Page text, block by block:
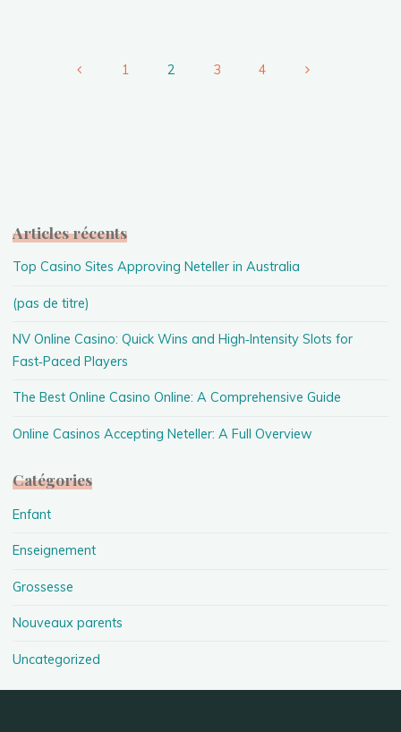
enfants
1 2 3 4
Articles récents
Top Casino Sites Approving Neteller in Australia
(pas de titre)
NV Online Casino: Quick Wins and High‑Intensity Slots for
Fast‑Paced Players
The Best Online Casino Online: A Comprehensive Guide
Online Casinos Accepting Neteller: A Full Overview
Catégories
Enfant
Enseignement
Grossesse
Nouveaux parents
Uncategorized